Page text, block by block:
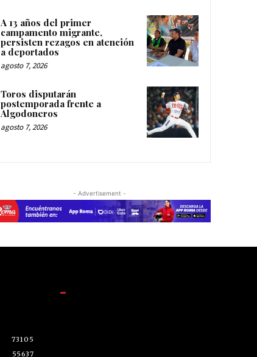
A 13 años del primer
campamento migrante,
persisten rezagos en atención
a deportados
agosto 7, 2026
Toros disputarán
postemporada frente a
Algodoneros
agosto 7, 2026
- Advertisement -
73105
55637
-